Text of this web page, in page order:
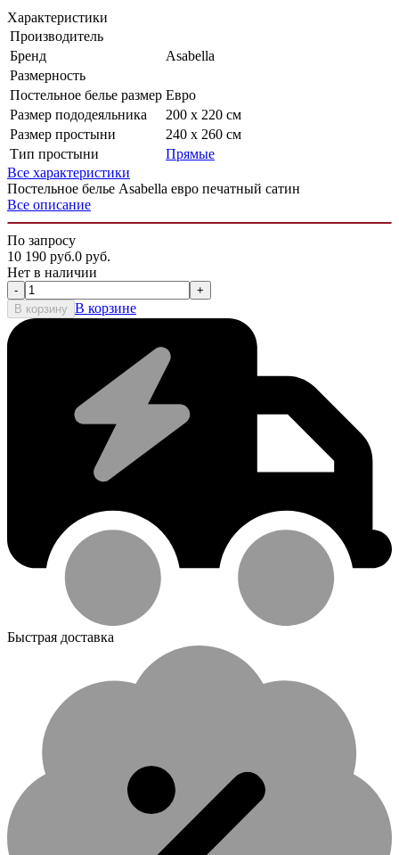
Характеристики
Производитель
Бренд
Asabella
Размерность
Постельное белье размер Евро
Размер пододеяльника
200 х 220 см
Размер простыни
240 х 260 см
Тип простыни
Прямые
Все характеристики
Постельное белье Asabella евро печатный сатин
Все описание
По запросу
10 190 руб.0 руб.
Нет в наличии
-
+
В корзину В корзине
Быстрая доставка